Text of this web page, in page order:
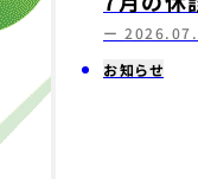
ー
お知らせ